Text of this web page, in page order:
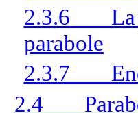
2.3.6
parabole
2.3.7
2.4